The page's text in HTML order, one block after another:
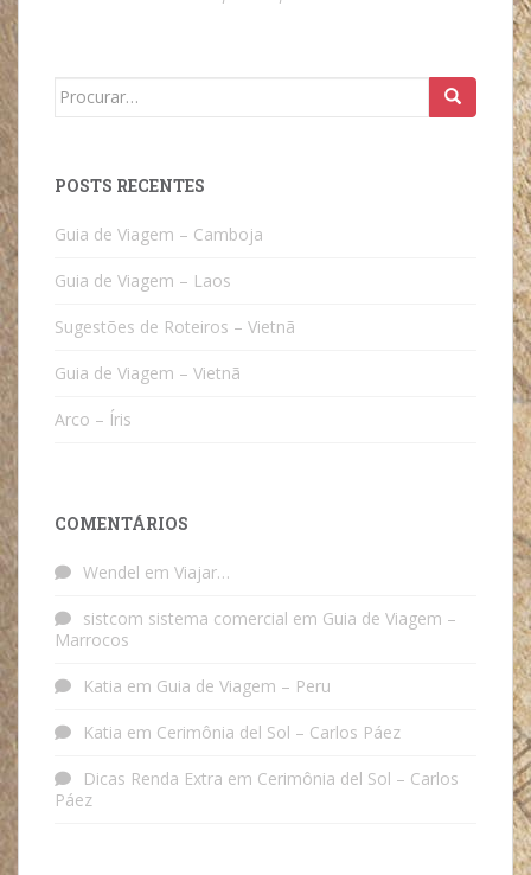
Search
POSTS RECENTES
Guia de Viagem – Camboja
Guia de Viagem – Laos
Sugestões de Roteiros – Vietnã
Guia de Viagem – Vietnã
Arco – Íris
COMENTÁRIOS
Wendel em Viajar…
sistcom sistema comercial em Guia de Viagem –
Marrocos
Katia em Guia de Viagem – Peru
Katia em Cerimônia del Sol – Carlos Páez
Dicas Renda Extra em Cerimônia del Sol – Carlos
Páez